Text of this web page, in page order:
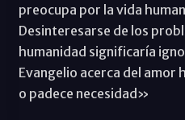
preocupa por la vida
Desinteresarse de los
humanidad significaría
Evangelio acerca del amor
o padece necesidad»